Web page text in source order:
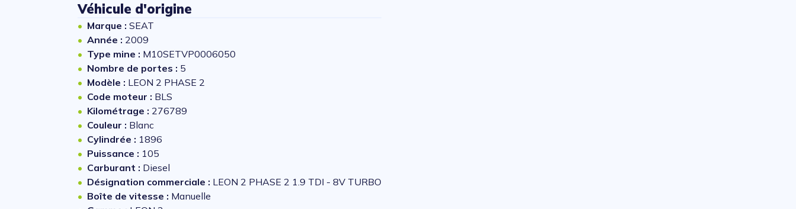
Véhicule d'origine
Marque : SEAT
Année : 2009
Type mine : M10SETVP0006050
Nombre de portes : 5
Modèle : LEON 2 PHASE 2
Code moteur : BLS
Kilométrage : 276789
Couleur : Blanc
Cylindrée : 1896
Puissance : 105
Carburant : Diesel
Désignation commerciale : LEON 2 PHASE 2 1.9 TDI - 8V TURBO
Boîte de vitesse : Manuelle